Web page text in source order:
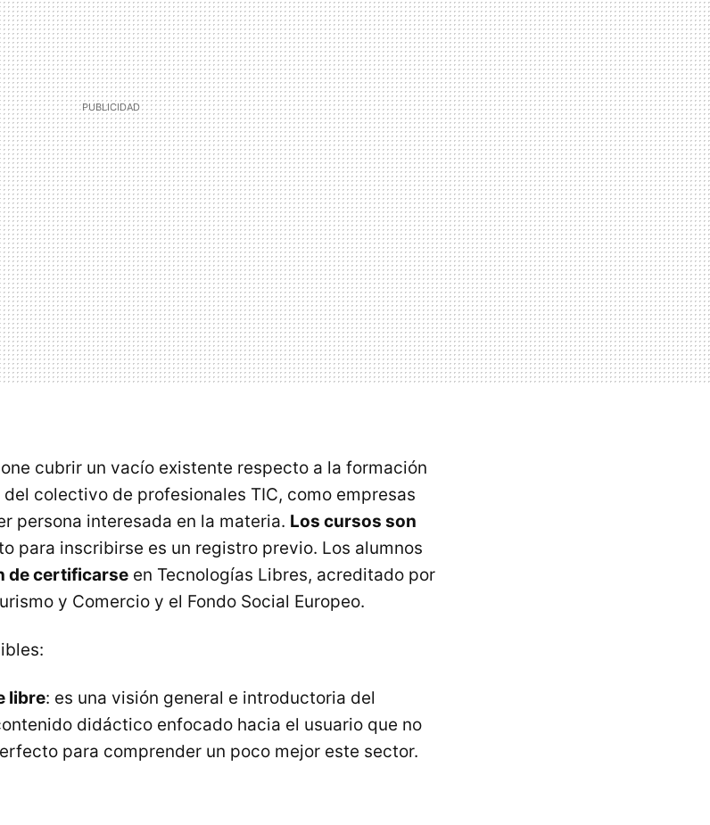
cubrir un vacío existente respecto a la formación
colectivo de profesionales TIC, como empresas
persona interesada en la materia. Los cursos son
para inscribirse es un registro previo. Los alumnos
de certificarse en Tecnologías Libres, acreditado por
y Comercio y el Fondo Social Europeo.
libre: es una visión general e introductoria del
didáctico enfocado hacia el usuario que no
para comprender un poco mejor este sector.